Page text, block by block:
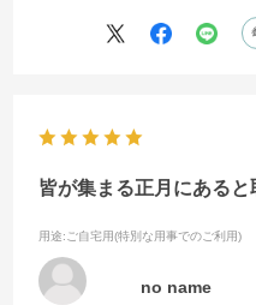
皆が集まる正月にあると
用途:ご自宅用(特別な用事でのご利用)
no name